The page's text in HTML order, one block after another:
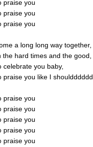
praise you
praise you
praise you
a long long way together,
the hard times and the good,
celebrate you baby,
praise you like I shouldddddd
praise you
praise you
praise you
praise you
praise you